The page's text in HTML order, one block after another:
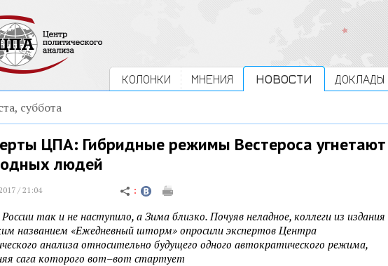
КОЛОНКИ МНЕНИЯ НОВОСТИ ДОКЛАДЫ
суббота
ЦПА: Гибридные режимы Вестероса угнетают
людей
/ 21:04
так и не наступило, а Зима близко. Почуяв неладное, коллеги из издания
названием «Ежедневный шторм» опросили экспертов Центра
анализа относительно будущего одного автократического режима,
сага которого вот–вот стартует